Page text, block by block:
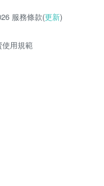
服務條款(更新)
使用規範